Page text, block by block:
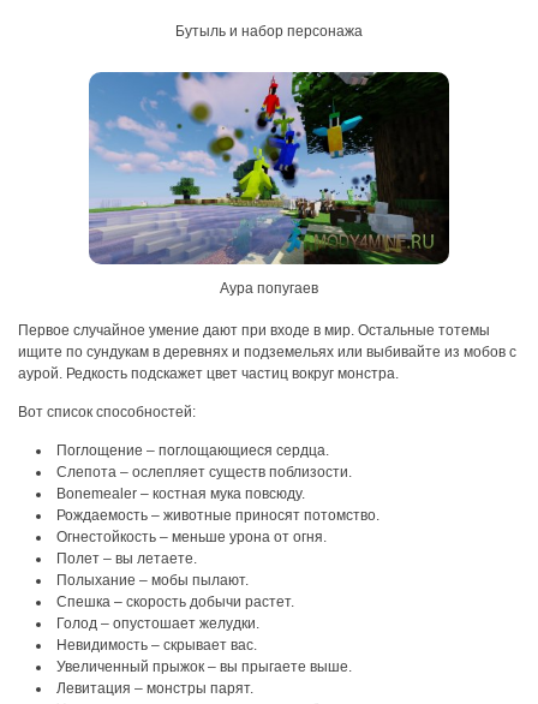
Бутыль и набор персонажа
Аура попугаев
Первое случайное умение дают при входе в мир. Остальные тотемы
ищите по сундукам в деревнях и подземельях или выбивайте из мобов с
аурой. Редкость подскажет цвет частиц вокруг монстра.
Вот список способностей:
Поглощение – поглощающиеся сердца.
Слепота – ослепляет существ поблизости.
Bonemealer – костная мука повсюду.
Рождаемость – животные приносят потомство.
Огнестойкость – меньше урона от огня.
Полет – вы летаете.
Полыхание – мобы пылают.
Спешка – скорость добычи растет.
Голод – опустошает желудки.
Невидимость – скрывает вас.
Увеличенный прыжок – вы прыгаете выше.
Левитация – монстры парят.